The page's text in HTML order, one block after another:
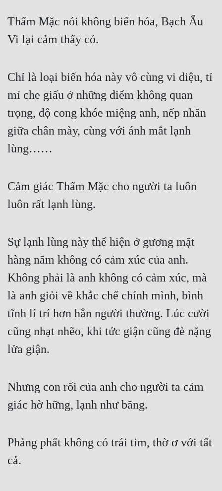
Thẩm Mặc nói không biến hóa, Bạch Ấu
Vi lại cảm thấy có.
Chỉ là loại biến hóa này vô cùng vi diệu, tỉ
mỉ che giấu ở những điểm không quan
trọng, độ cong khóe miệng anh, nếp nhăn
giữa chân mày, cùng với ánh mắt lạnh
lùng……
Cảm giác Thẩm Mặc cho người ta luôn
luôn rất lạnh lùng.
Sự lạnh lùng này thể hiện ở gương mặt
hàng năm không có cảm xúc của anh.
Không phải là anh không có cảm xúc, mà
là anh giỏi về khắc chế chính mình, bình
tĩnh lí trí hơn hẳn người thường. Lúc cười
cũng nhạt nhẽo, khi tức giận cũng đè nặng
lửa giận.
Nhưng con rối của anh cho người ta cảm
giác hờ hững, lạnh như băng.
Phảng phất không có trái tim, thờ ơ với tất
cả.